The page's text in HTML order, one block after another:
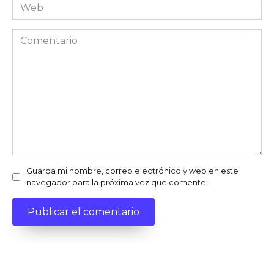
Web
Comentario
Guarda mi nombre, correo electrónico y web en este
navegador para la próxima vez que comente.